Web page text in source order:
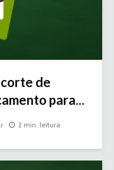
de
para...
2 min. leitura